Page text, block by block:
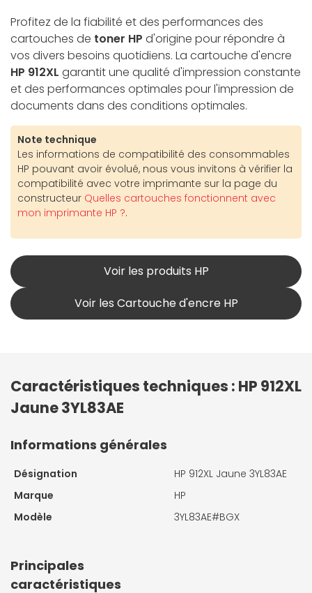
Profitez de la fiabilité et des performances des
cartouches de toner HP d'origine pour répondre à
vos divers besoins quotidiens. La cartouche d'encre
HP 912XL garantit une qualité d'impression constante
et des performances optimales pour l'impression de
documents dans des conditions optimales.
Note technique
Les informations de compatibilité des consommables
HP pouvant avoir évolué, nous vous invitons à vérifier la
compatibilité avec votre imprimante sur la page du
constructeur Quelles cartouches fonctionnent avec
mon imprimante HP ?.
Voir les produits HP
Voir les Cartouche d'encre HP
Caractéristiques techniques : HP 912XL
Jaune 3YL83AE
Informations générales
Désignation
HP 912XL Jaune 3YL83AE
Marque
HP
Modèle
3YL83AE#BGX
Principales
caractéristiques